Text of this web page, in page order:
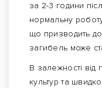
за 2-3 години
нормальну
що призводить
загибель може
В залежності від
культур та